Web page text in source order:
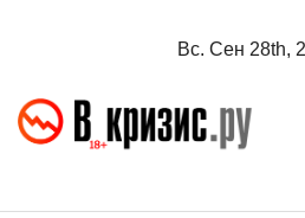
Вс. Сен 28th,